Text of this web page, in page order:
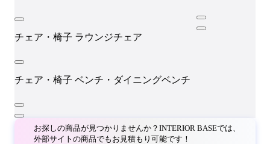
チェア・椅子 ラウンジチェア
チェア・椅子 ベンチ・ダイニングベンチ
お探しの商品が見つかりませんか？INTERIOR BASEでは、
外部サイトの商品でもお見積もり可能です！